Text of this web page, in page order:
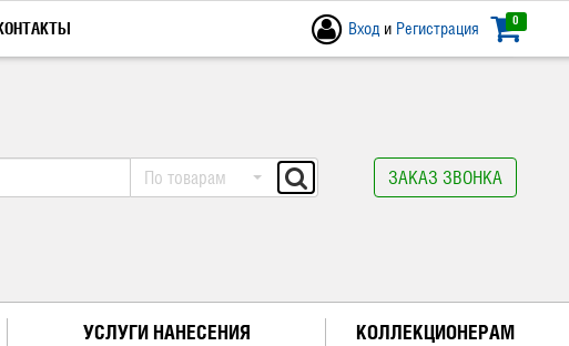
0
Вход и Регистрация
По товарам ЗАКАЗ ЗВОНКА
УСЛУГИ НАНЕСЕНИЯ КОЛЛЕКЦИОНЕРАМ